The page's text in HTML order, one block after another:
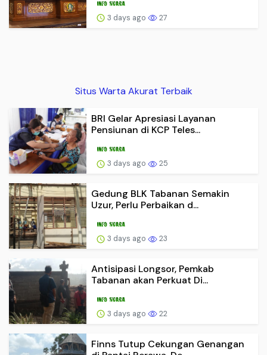
3 days ago 27
Situs Warta Akurat Terbaik
BRI Gelar Apresiasi Layanan
Pensiunan di KCP Teles...
3 days ago 25
Gedung BLK Tabanan Semakin
Uzur, Perlu Perbaikan d...
3 days ago 23
Antisipasi Longsor, Pemkab
Tabanan akan Perkuat Di...
3 days ago 22
Finns Tutup Cekungan Genangan